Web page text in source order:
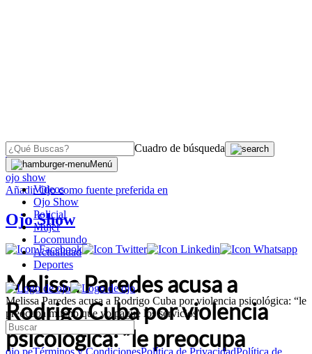
Cuadro de búsqueda
Menú
Videos
Ojo Show
Policial
Mujer
Locomundo
Actualidad
Deportes
Melissa Paredes acusa a Rodrigo Cuba por violencia psicológica: “le
preocupa mucho que yo pague los servicios”
ojo.peTérminos y CondicionesPolítica de PrivacidadPolítica de
OJO
ojo show
AñadirOjocomo fuente preferida en
Ojo Show
Melissa Paredes acusa a
Rodrigo Cuba por violencia
psicológica: “le preocupa